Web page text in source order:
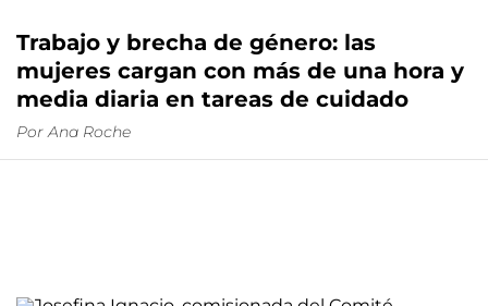
Trabajo y brecha de género: las
mujeres cargan con más de una hora y
media diaria en tareas de cuidado
Por Ana Roche